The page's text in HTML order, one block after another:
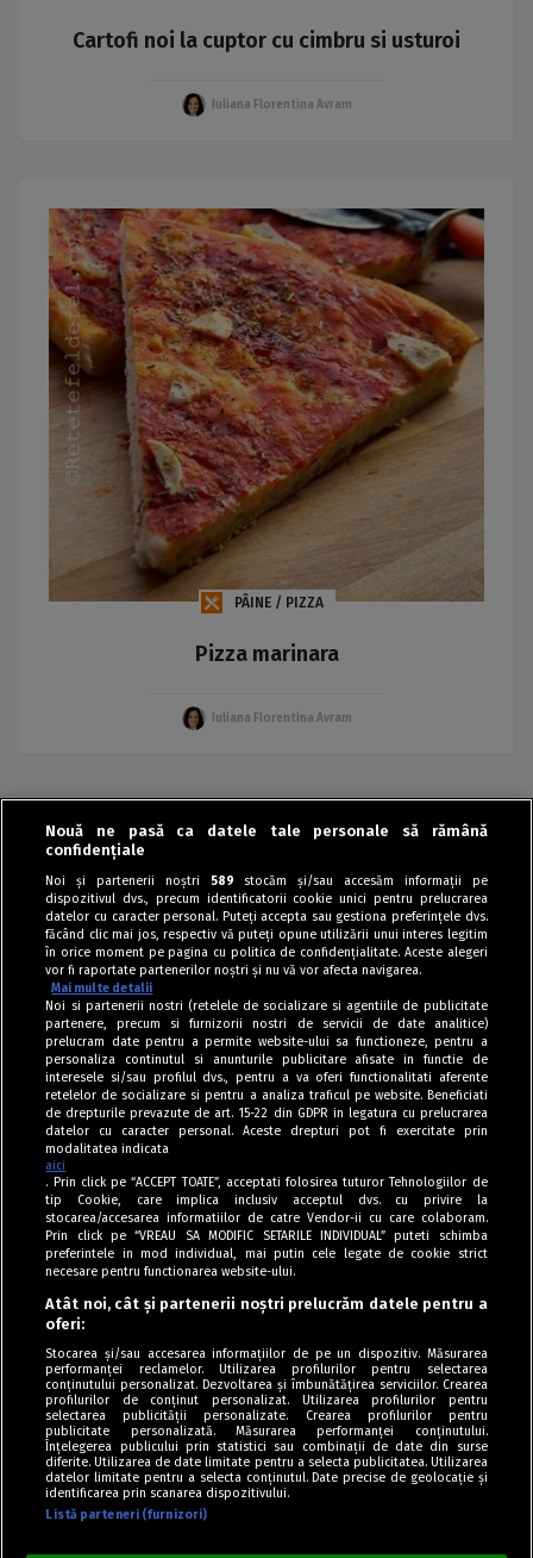
Cartofi noi la cuptor cu cimbru si usturoi
Iuliana Florentina Avram
PÂINE / PIZZA
Pizza marinara
Iuliana Florentina Avram
‹ ›
Tag index
Program Antena 1
Politica de cookies
Politica de confidențialitate
Termeni și condiții
Nouă ne pasă ca datele tale personale să rămână
confidențiale
Noi și partenerii noștri 589 stocăm și/sau accesăm informații pe
dispozitivul dvs., precum identificatorii cookie unici pentru prelucrarea
datelor cu caracter personal. Puteți accepta sau gestiona preferințele dvs.
făcând clic mai jos, respectiv vă puteți opune utilizării unui interes legitim
în orice moment pe pagina cu politica de confidențialitate. Aceste alegeri
vor fi raportate partenerilor noștri și nu vă vor afecta navigarea.
Mai multe detalii
Noi si partenerii nostri (retelele de socializare si agentiile de publicitate
partenere, precum si furnizorii nostri de servicii de date analitice)
prelucram date pentru a permite website-ului sa functioneze, pentru a
personaliza continutul si anunturile publicitare afisate in functie de
interesele si/sau profilul dvs., pentru a va oferi functionalitati aferente
retelelor de socializare si pentru a analiza traficul pe website. Beneficiati
de drepturile prevazute de art. 15-22 din GDPR in legatura cu prelucrarea
datelor cu caracter personal. Aceste drepturi pot fi exercitate prin
modalitatea indicata
aici
. Prin click pe “ACCEPT TOATE”, acceptati folosirea tuturor Tehnologiilor de
tip Cookie, care implica inclusiv acceptul dvs. cu privire la
stocarea/accesarea informatiilor de catre Vendor-ii cu care colaboram.
Prin click pe “VREAU SA MODIFIC SETARILE INDIVIDUAL” puteti schimba
preferintele in mod individual, mai putin cele legate de cookie strict
necesare pentru functionarea website-ului.
Atât noi, cât și partenerii noștri prelucrăm datele pentru a
oferi:
Stocarea și/sau accesarea informațiilor de pe un dispozitiv. Măsurarea
performanței reclamelor. Utilizarea profilurilor pentru selectarea
conținutului personalizat. Dezvoltarea și îmbunătățirea serviciilor. Crearea
profilurilor de conținut personalizat. Utilizarea profilurilor pentru
selectarea publicității personalizate. Crearea profilurilor pentru
publicitate personalizată. Măsurarea performanței conținutului.
Înțelegerea publicului prin statistici sau combinații de date din surse
diferite. Utilizarea de date limitate pentru a selecta publicitatea. Utilizarea
datelor limitate pentru a selecta conținutul. Date precise de geolocație și
identificarea prin scanarea dispozitivului.
Listă parteneri (furnizori)